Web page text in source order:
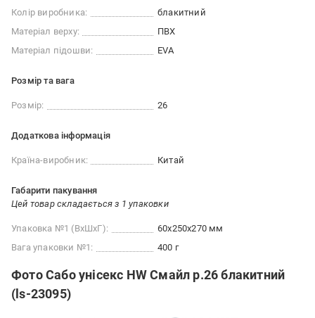
Колір виробника:
блакитний
Матеріал верху:
ПВХ
Матеріал підошви:
EVA
Розмір та вага
Розмір: 26
Додаткова інформація
Країна-виробник: Китай
Габарити пакування
Цей товар складається з 1 упаковки
Упаковка №1 (ВхШхГ):
60x250x270 мм
Вага упаковки №1:
400 г
Фото Сабо унісекс HW Смайл р.26 блакитний
(ls-23095)